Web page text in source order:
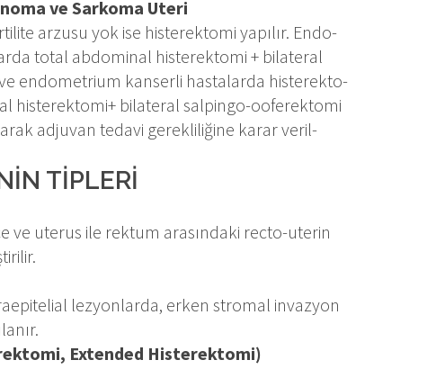
ve Sar­ko­ma Ute­ri
ar­zu­su yok ise his­te­rek­to­mi ya­pı­lır. En­do­
to­tal ab­do­mi­nal his­te­rek­to­mi + bi­la­te­ral
en­do­met­ri­um kan­ser­li has­ta­lar­da his­te­rek­to­
his­te­rek­to­mi+ bi­la­te­ral sal­pin­go-oo­fe­rek­to­mi
ad­ju­van te­da­vi ge­rek­li­li­ği­ne ka­rar ve­ril­
TİP­LE­Rİ
ve ute­rus ile rek­tum ara­sın­da­ki rec­to-ute­rin
lez­yon­lar­da, er­ken stro­mal in­vaz­yon
Ex­ten­ded His­te­rek­to­mi)